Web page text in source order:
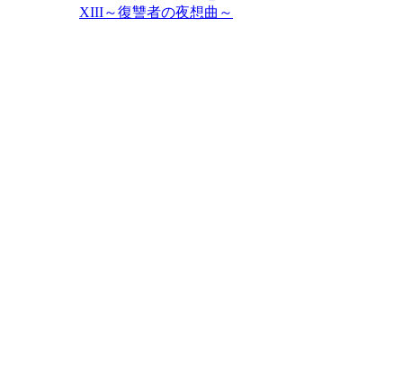
XIII～復讐者の夜想曲～